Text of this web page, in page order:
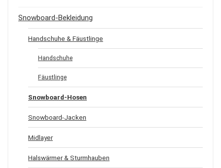
Snowboard-Bekleidung
Handschuhe & Fäustlinge
Handschuhe
Fäustlinge
Snowboard-Hosen
Snowboard-Jacken
Midlayer
Halswärmer & Sturmhauben